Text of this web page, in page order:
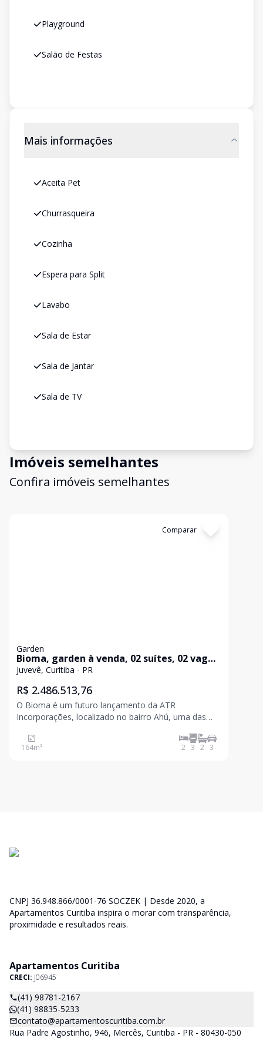
Playground
Salão de Festas
Mais informações
Aceita Pet
Churrasqueira
Cozinha
Espera para Split
Lavabo
Sala de Estar
Sala de Jantar
Sala de TV
Imóveis semelhantes
Confira imóveis semelhantes
Comparar
Garden
Bioma, garden à venda, 02 suítes, 02 vagas
- Juvevê, Curitiba/PR
Juvevê, Curitiba - PR
R$ 2.486.513,76
O Bioma é um futuro lançamento da ATR
Incorporações, localizado no bairro Ahú, uma das
torre única, o empreendimento contará com 50
unidades residenciais e 5 salas comerciais, unindo
164m² 2 3 2 3
CNPJ 36.948.866/0001-76 SOCZEK | Desde 2020, a
Apartamentos Curitiba inspira o morar com transparência,
proximidade e resultados reais.
Apartamentos Curitiba
CRECI: J06945
(41) 98781-2167
(41) 98835-5233
contato@apartamentoscuritiba.com.br
Rua Padre Agostinho, 946, Mercês, Curitiba - PR - 80430-050